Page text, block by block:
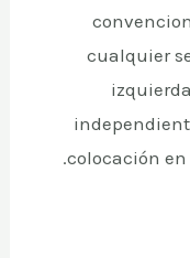
cualquier
colocación en